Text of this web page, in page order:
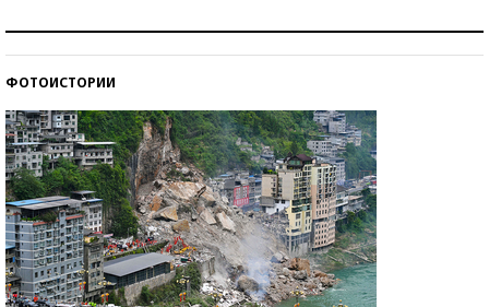
ФОТОИСТОРИИ